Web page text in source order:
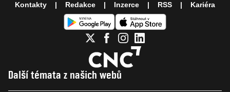
Další témata z našich webů
Kontakty Redakce Inzerce RSS Kariéra